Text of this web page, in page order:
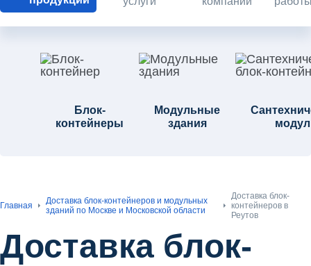
Блок-
контейнеры
Модульные
здания
Главная
Доставка блок-контейнеров и модульных
зданий по Москве и Московской области
Доставка блок-
контейнеров в
Реутов
Доставка блок-